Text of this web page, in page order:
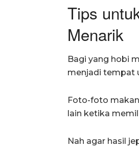
Tips
Menarik
Bagi yang hobi
menjadi tempat
Foto-foto
lain ketika
Nah agar hasil